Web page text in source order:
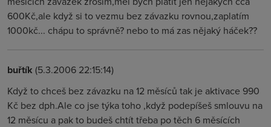
600Kč,ale když si to vezmu bez závazku rovnou,zaplatím
1000kč... chápu to správně? nebo to má zas nějaký háček??
buřtík (5.3.2006 22:15:14)
Když to chceš bez závazku na 12 měsíců tak je aktivace 990
Kč bez dph.Ale co jse týka toho ,když podepíšeš smlouvu na
12 měsícu a pak to budeš chtít třeba po těch 6 měsících